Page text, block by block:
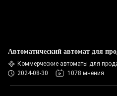
Автоматический автомат для
Коммерческие автоматы для
2024-08-30
1078 мнения